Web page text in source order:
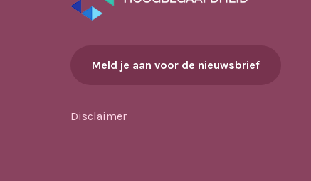
Meld je aan voor de nieuwsbrief
Disclaimer